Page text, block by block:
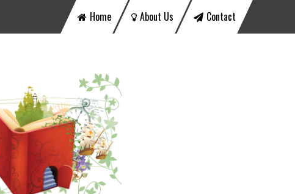
Home About Us Contact